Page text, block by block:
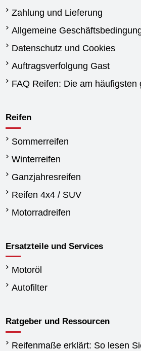
Zahlung und Lieferung
Allgemeine
Datenschutz und Cookies
Auftragsverfolgung Gast
FAQ Reifen: Die am häufigsten
Reifen
Sommerreifen
Winterreifen
Ganzjahresreifen
Reifen 4x4 / SUV
Motorradreifen
Ersatzteile und Services
Motoröl
Autofilter
Ratgeber und Ressourcen
Reifenmaße erklärt: So lesen